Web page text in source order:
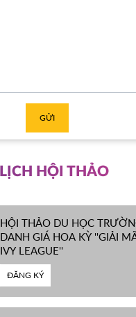
GỬI
LỊCH HỘI THẢO
HỘI THẢO DU HỌC
DANH GIÁ HOA KỲ ''GIẢI
IVY LEAGUE''
ĐĂNG KÝ